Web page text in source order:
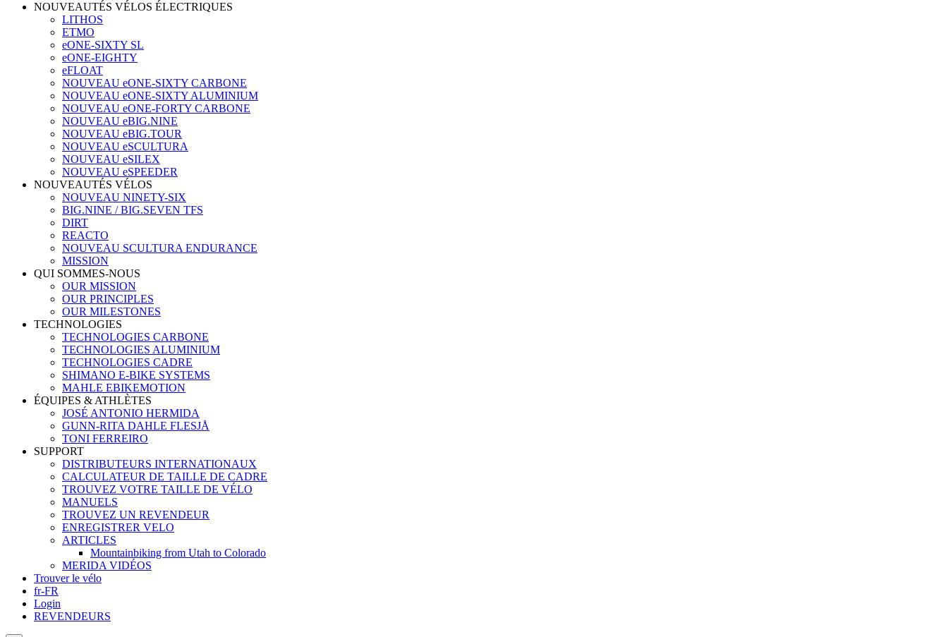
NOUVEAUTÉS VÉLOS ÉLECTRIQUES
LITHOS
ETMO
eONE-SIXTY SL
eONE-EIGHTY
eFLOAT
NOUVEAU eONE-SIXTY CARBONE
NOUVEAU eONE-SIXTY ALUMINIUM
NOUVEAU eONE-FORTY CARBONE
NOUVEAU eBIG.NINE
NOUVEAU eBIG.TOUR
NOUVEAU eSCULTURA
NOUVEAU eSILEX
NOUVEAU eSPEEDER
NOUVEAUTÉS VÉLOS
NOUVEAU NINETY-SIX
BIG.NINE / BIG.SEVEN TFS
DIRT
REACTO
NOUVEAU SCULTURA ENDURANCE
MISSION
QUI SOMMES-NOUS
OUR MISSION
OUR PRINCIPLES
OUR MILESTONES
TECHNOLOGIES
TECHNOLOGIES CARBONE
TECHNOLOGIES ALUMINIUM
TECHNOLOGIES CADRE
SHIMANO E-BIKE SYSTEMS
MAHLE EBIKEMOTION
ÉQUIPES & ATHLÈTES
JOSÉ ANTONIO HERMIDA
GUNN-RITA DAHLE FLESJÅ
TONI FERREIRO
SUPPORT
DISTRIBUTEURS INTERNATIONAUX
CALCULATEUR DE TAILLE DE CADRE
TROUVEZ VOTRE TAILLE DE VÉLO
MANUELS
TROUVEZ UN REVENDEUR
ENREGISTRER VELO
ARTICLES
Mountainbiking from Utah to Colorado
MERIDA VIDÉOS
Trouver le vélo
fr-FR
Login
REVENDEURS